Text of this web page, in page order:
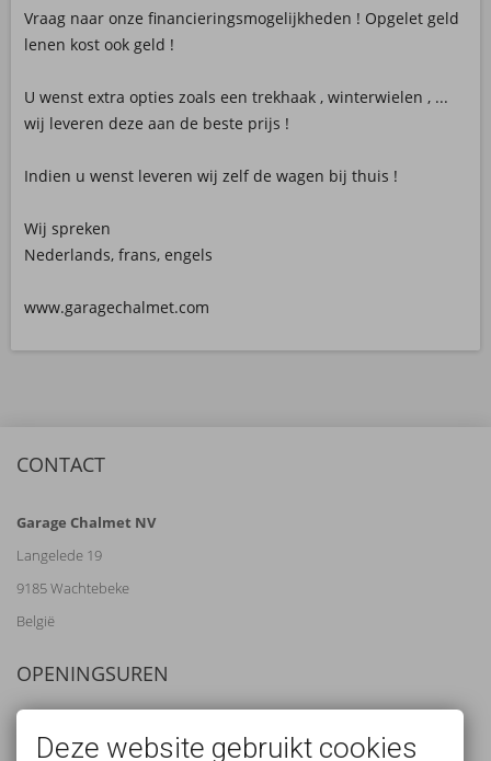
Vraag naar onze financieringsmogelijkheden ! Opgelet geld
lenen kost ook geld !
U wenst extra opties zoals een trekhaak , winterwielen , ...
wij leveren deze aan de beste prijs !
Indien u wenst leveren wij zelf de wagen bij thuis !
Wij spreken
Nederlands, frans, engels
www.garagechalmet.com
CONTACT
Garage Chalmet NV
Langelede 19
9185 Wachtebeke
België
OPENINGSUREN
Deze website gebruikt cookies